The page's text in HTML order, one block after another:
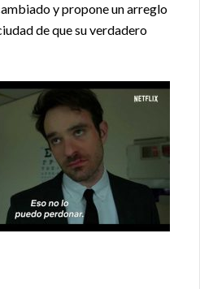
y propone un arreglo
de que su verdadero